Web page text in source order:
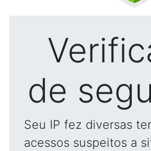
de
Seu IP fez diversas
acessos suspeitos a